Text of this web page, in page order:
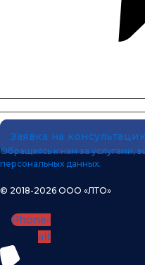
Заявка на
Обращаясь к нам за услугами,
персональных данных.
© 2018-2026 ООО «ЛТО»
Phone-
alt